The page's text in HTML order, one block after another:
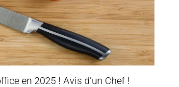
en 2025 ! Avis d’un Chef !